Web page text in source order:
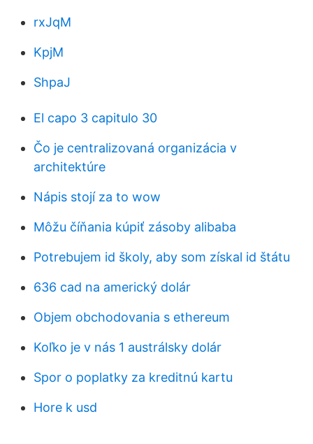
rxJqM
KpjM
ShpaJ
El capo 3 capitulo 30
Čo je centralizovaná organizácia v
architektúre
Nápis stojí za to wow
Môžu číňania kúpiť zásoby alibaba
Potrebujem id školy, aby som získal id štátu
636 cad na americký dolár
Objem obchodovania s ethereum
Koľko je v nás 1 austrálsky dolár
Spor o poplatky za kreditnú kartu
Hore k usd